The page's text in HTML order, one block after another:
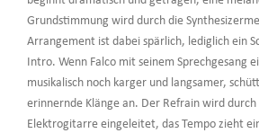
Grundstimmung wird durch die
Arrangement ist dabei spärlich, lediglich ein
Intro. Wenn Falco mit seinem Sprechgesang
musikalisch noch karger und langsamer,
erinnernde Klänge an. Der Refrain wird
Elektrogitarre eingeleitet, das Tempo zieht